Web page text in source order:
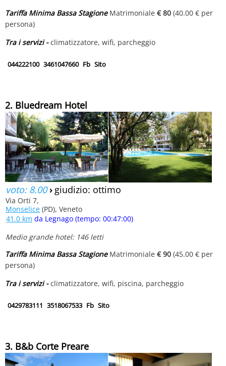
Tariffa Minima Bassa StagioneMatrimoniale € 80 (40.00 € per
persona)
Tra i servizi -climatizzatore, wifi, parcheggio
044222100 3461047660 Fb Sito
2. Bluedream Hotel
voto: 8.00› giudizio: ottimo
Via Orti 7,
Monselice (PD), Veneto
41.0 km da Legnago (tempo: 00:47:00)
Medio grande hotel: 146 letti
Tariffa Minima Bassa StagioneMatrimoniale € 90 (45.00 € per
persona)
Tra i servizi -climatizzatore, wifi, piscina, parcheggio
0429783111 3518067533 Fb Sito
3. B&b Corte Preare